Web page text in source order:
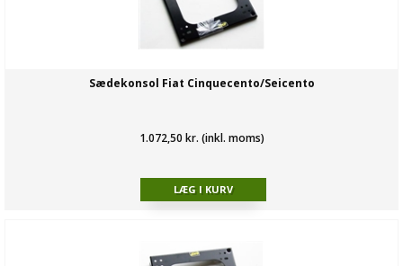
Sædekonsol Fiat Cinquecento/Seicento
1.072,50 kr. (inkl. moms)